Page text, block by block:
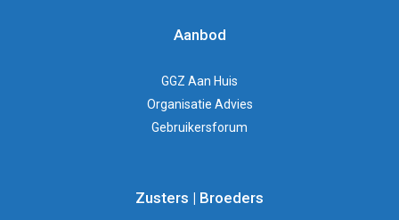
Aanbod
GGZ Aan Huis
Organisatie Advies
Gebruikersforum
Zusters | Broeders